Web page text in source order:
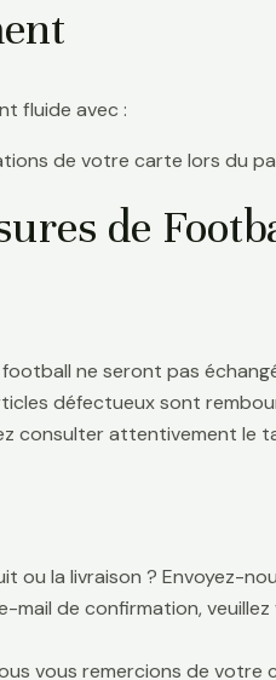
fluide avec :
de votre carte lors du
de
ne seront pas
défectueux sont
consulter attentivement le
ou la livraison ? Envoyez-
mail de confirmation,
vous remercions de